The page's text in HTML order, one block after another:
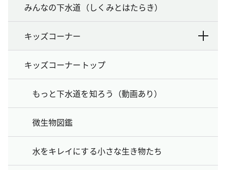
みんなの下水道（しくみとはたらき）
キッズコーナー
キッズコーナートップ
もっと下水道を知ろう（動画あり）
微生物図鑑
水をキレイにする小さな生き物たち